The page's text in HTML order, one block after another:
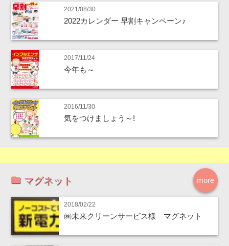
2021/08/30
2022カレンダー 早割キャンペーン♪
2017/11/24
今年も～
2016/11/30
気をつけましょう～!
more
マグネット
2018/02/22
㈱未来クリーンサービス様 マグネット